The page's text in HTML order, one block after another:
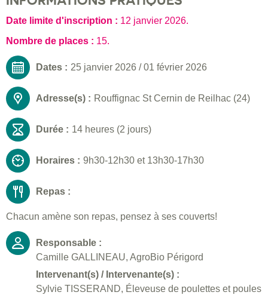
Date limite d'inscription : 12 janvier 2026.
Nombre de places : 15.
Dates : 25 janvier 2026 /01 février 2026
Adresse(s) : Rouffignac St Cernin de Reilhac (24)
Durée : 14 heures (2 jours)
Horaires : 9h30-12h30 et 13h30-17h30
Repas :
Chacun amène son repas, pensez à ses couverts!
Responsable :
Camille GALLINEAU, AgroBio Périgord
Intervenant(s) / Intervenante(s) :
Sylvie TISSERAND, Éleveuse de poulettes et poules